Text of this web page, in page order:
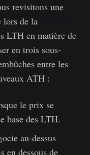
revisitons une
lors de la
LTH en matière de
en trois sous-
entre les
ATH :
le prix se
base des LTH.
au-dessus
en dessous de